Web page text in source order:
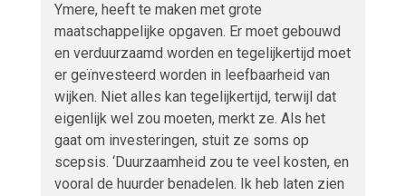
Ymere, heeft te maken met grote
maatschappelijke opgaven. Er moet gebouwd
en verduurzaamd worden en tegelijkertijd moet
er geïnvesteerd worden in leefbaarheid van
wijken. Niet alles kan tegelijkertijd, terwijl dat
eigenlijk wel zou moeten, merkt ze. Als het
gaat om investeringen, stuit ze soms op
scepsis. ‘Duurzaamheid zou te veel kosten, en
vooral de huurder benadelen. Ik heb laten zien